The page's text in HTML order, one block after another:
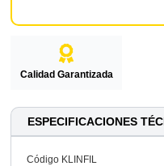
Calidad Garantizada
ESPECIFICACIONES
Código KLINFIL